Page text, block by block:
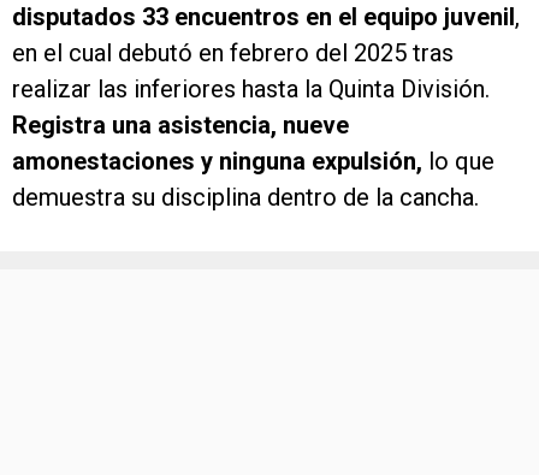
disputados 33 encuentros en el equipo juvenil,
en el cual debutó en febrero del 2025 tras
realizar las inferiores hasta la Quinta División.
Registra una asistencia, nueve
amonestaciones y ninguna expulsión, lo que
demuestra su disciplina dentro de la cancha.